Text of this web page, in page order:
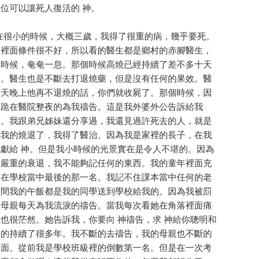
可以讓死人復活的 神。
小的時候，大概三歲，我得了很重的病，幾乎要死。
面條件很不好，所以看的醫生都是鄉村的赤腳醫生，
候，奄奄一息。那個時候高燒已經持續了差不多十天
醫生也是不斷去打退燒藥，但是沒有任何的果效。醫
晚上他再不退燒的話，你們就收屍了。那個時候，因
在醫院整夜的為我禱告。這是我外婆外公告訴給我
我跟弟兄姊妹還分享過，我還見過許死去的人，就是
的燒退了，我得了醫治。因為我是家裡的長子，在我
給 神。但是我小時候的光景實在是令人不堪的。因為
重的衰退，我不能夠記任何的東西。我的童年裡面充
學校當中最後的那一名。我記不住課本當中任何的老
我的午飯都是我的同學送到學校給我的。因為我被罰
親每天為我流淚的禱告。當我每次看她在角落裡面痛
很茫然。她告訴我，你要向 神禱告，求 神給你聰明和
持續了很多年。我不斷的去禱告，我的母親也不斷的
。從前我是學校班級裡的倒數第一名。但是在一次考